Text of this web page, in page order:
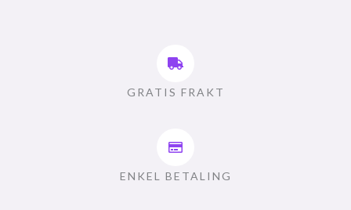
GRATIS FRAKT
ENKEL BETALING